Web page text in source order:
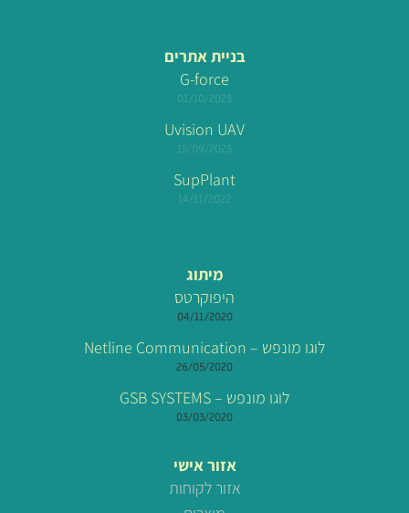
בניית אתרים
G-force
01/10/2023
Uvision UAV
15/09/2023
SupPlant
14/11/2022
מיתוג
היפוקרטס
04/11/2020
לוגו מונפש – Netline Communication
26/05/2020
לוגו מונפש – GSB SYSTEMS
03/03/2020
אזור אישי
אזור לקוחות